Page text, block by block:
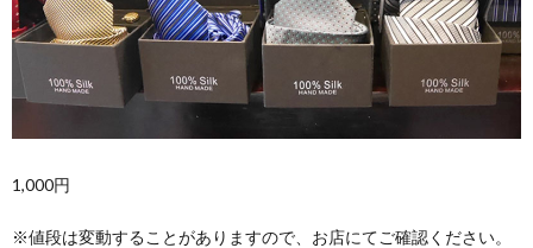
1,000円
※値段は変動することがありますので、お店にてご確認ください。